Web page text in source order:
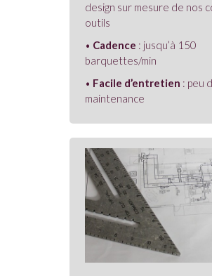
design sur mesure de nos
outils
• Cadence : jusqu’à 150
barquettes/min
• Facile d’entretien : peu
maintenance